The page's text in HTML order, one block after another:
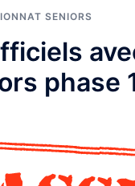
SENIORS
phase